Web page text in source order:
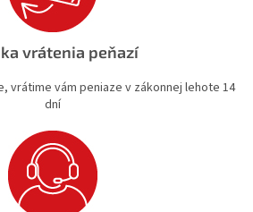
vrátenia peňazí
vrátime vám peniaze v zákonnej lehote 14
dní